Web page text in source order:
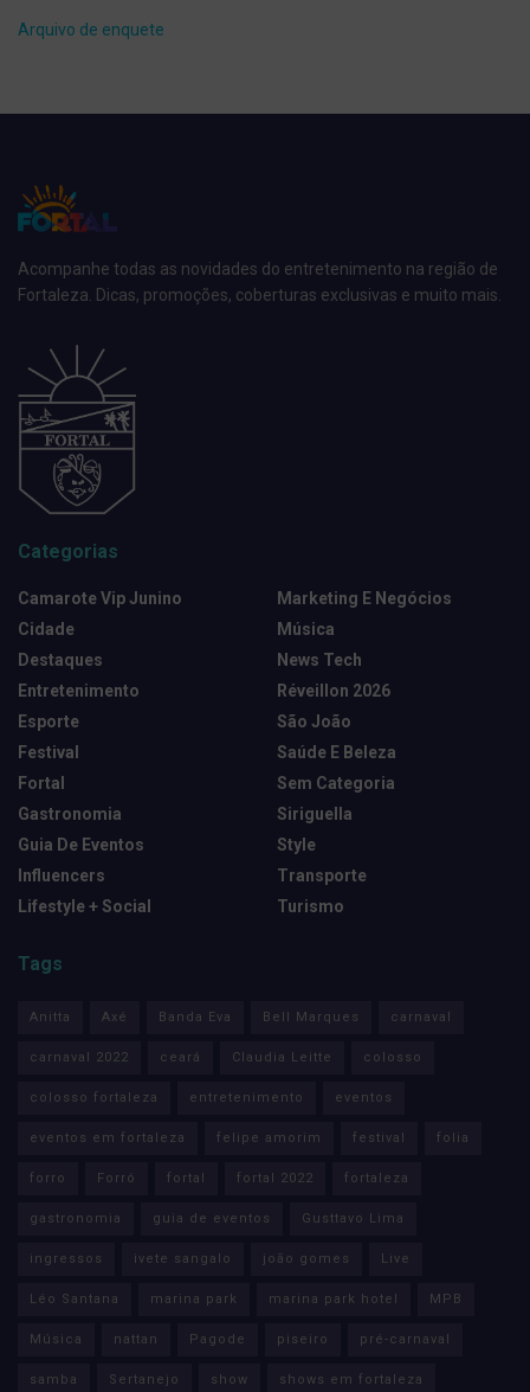
Arquivo de enquete
Acompanhe todas as novidades do entretenimento na região de
Fortaleza. Dicas, promoções, coberturas exclusivas e muito mais.
Categorias
Camarote Vip Junino
Cidade
Destaques
Entretenimento
Esporte
Festival
Fortal
Gastronomia
Guia De Eventos
Influencers
Lifestyle + Social
Marketing E Negócios
Música
News Tech
Réveillon 2026
São João
Saúde E Beleza
Sem Categoria
Siriguella
Style
Transporte
Turismo
Tags
Anitta Axé Banda Eva Bell Marques carnaval
carnaval 2022 ceará Claudia Leitte colosso
colosso fortaleza entretenimento eventos
eventos em fortaleza felipe amorim festival folia
forro Forró fortal fortal 2022 fortaleza
gastronomia guia de eventos Gusttavo Lima
ingressos ivete sangalo joão gomes Live
Léo Santana marina park marina park hotel MPB
Música nattan Pagode piseiro pré-carnaval
samba Sertanejo show shows em fortaleza